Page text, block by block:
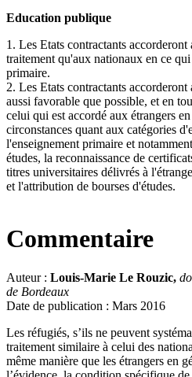
Education publique
1. Les Etats contractants
traitement qu'aux nationaux en ce
primaire.
2. Les Etats contractants
aussi favorable que possible, et en
celui qui est accordé aux étrangers
circonstances quant aux catégories
l'enseignement primaire et
études, la reconnaissance de
titres universitaires délivrés à
et l'attribution de bourses d'études.
Commentaire
Auteur : Louis-Marie Le Rouzic,
de Bordeaux
Date de publication : Mars 2016
Les réfugiés, s’ils ne peuvent
traitement similaire à celui des
même manière que les étrangers en